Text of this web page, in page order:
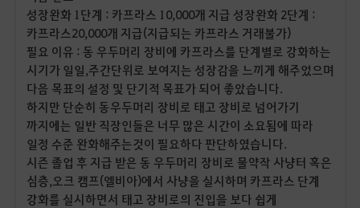
성장완화 1단계 : 카프라스 10,000개 지급 성장완화 2단계 :
카프라스20,000개 지급(지급되는 카프라스 거래불가)
필요 이유 : 동 우두머리 장비에 카프라스를 단계별로 강화하는
시기가 일일,주간단위로 보여지는 성장감을 느끼게 해주었으며
다음 목표의 설정 및 단기적 목표가 되어 좋았습니다.
하지만 단순히 동우두머리 장비로 태고 장비로 넘어가기
까지에는 일반 직장인들은 너무 많은 시간이 소요됨에 따라
일정 수준 완화해주는것이 필요하다 판단하였습니다.
시즌 졸업 후 지급 받은 동 우두머리 장비로 물약작 사냥터 혹은
심층,오크 캠프(엘비아)에서 사냥을 실시하며 카프라스 단계
강화를 실시하면서 태고 장비로의 진입을 보다 쉽게